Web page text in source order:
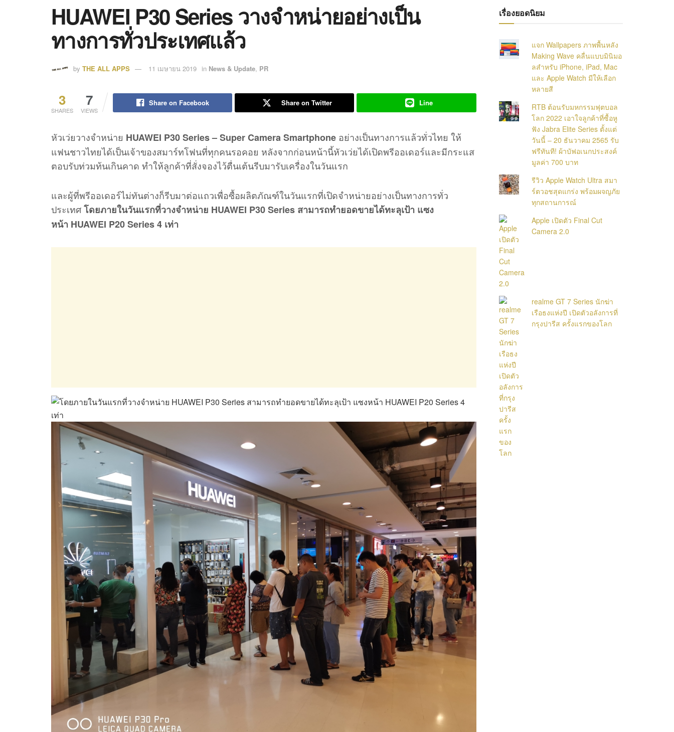
HUAWEI P30 Series วางจำหน่ายอย่างเป็น
ทางการทั่วประเทศแล้ว
by THE ALL APPS 11 เมษายน 2019 in News & Update, PR
3
SHARES
7
VIEWS
Share on Facebook Share on Twitter Line
หัวเว่ยวางจำหน่าย HUAWEI P30 Series – Super Camera Smartphone อย่างเป็นทางการแล้วทั่วไทย ให้
แฟนชาวไทยได้เป็นเจ้าของสมาร์ทโฟนที่ทุกคนรอคอย หลังจากก่อนหน้านี้หัวเว่ยได้เปิดพรีออเดอร์และมีกระแส
ตอบรับท่วมท้นเกินคาด ทำให้ลูกค้าที่สั่งจองไว้ตื่นเต้นรีบมารับเครื่องในวันแรก
และผู้ที่พรีออเดอร์ไม่ทันต่างก็รีบมาต่อแถวเพื่อซื้อผลิตภัณฑ์ในวันแรกที่เปิดจำหน่ายอย่างเป็นทางการทั่ว
ประเทศโดยภายในวันแรกที่วางจำหน่าย HUAWEI P30 Series สามารถทำยอดขายได้ทะลุเป้า แซง
หน้า HUAWEI P20 Series 4 เท่า
เรื่องยอดนิยม
แจก Wallpapers ภาพพื้นหลัง
Making Wave คลื่นแบบมินิมอ
ลสำหรับ iPhone, iPad, Mac
และ Apple Watch มีให้เลือก
หลายสี
RTB ต้อนรับมหกรรมฟุตบอล
โลก 2022 เอาใจลูกค้าที่ซื้อหู
ฟัง Jabra Elite Series ตั้งแต่
วันนี้ – 20 ธันวาคม 2565 รับ
ฟรีทันที! ผ้าบัฟอเนกประสงค์
มูลค่า 700 บาท
รีวิว Apple Watch Ultra สมา
ร์ตวอชสุดแกร่ง พร้อมผจญภัย
ทุกสถานการณ์
Apple เปิดตัว Final Cut
Camera 2.0
realme GT 7 Series นักฆ่า
เรือธงแห่งปี เปิดตัวอลังการที่
กรุงปารีส ครั้งแรกของโลก